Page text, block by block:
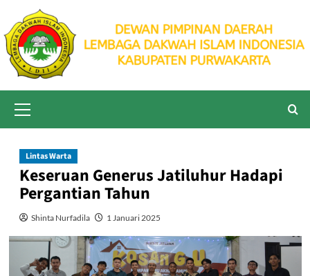
content
Menu
Lintas Warta
Keseruan Generus Jatiluhur Hadapi
Pergantian Tahun
Shinta Nurfadila 1 Januari 2025